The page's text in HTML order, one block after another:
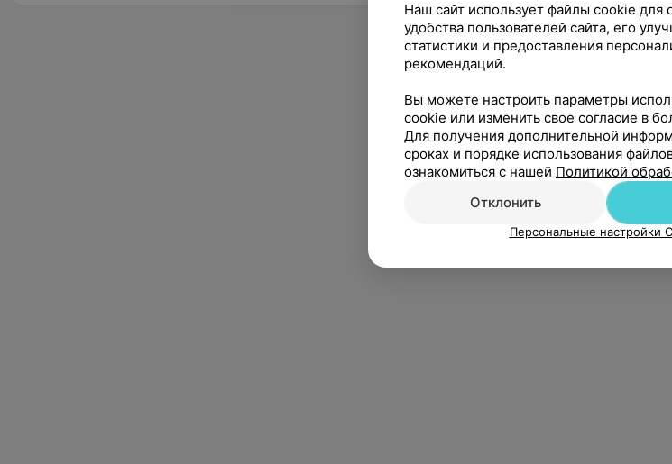
Наш сайт использует файлы cookie для
удобства пользователей сайта, его
статистики и предоставления
рекомендаций.
Вы можете настроить параметры
cookie или изменить свое согласие в
Для получения дополнительной
сроках и порядке использования
ознакомиться с нашей Политикой
Отклонить
Персональные настройки